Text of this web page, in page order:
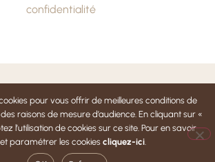
confidentialité
pour vous offrir de meilleures conditions de
raisons de mesure d’audience. En cliquant sur «
l’utilisation de cookies sur ce site. Pour en savoir
paramétrer les cookies cliquez-ici.